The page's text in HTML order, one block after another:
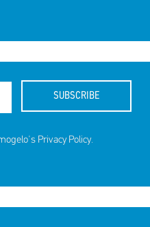
SUBSCRIBE
Privacy Policy.